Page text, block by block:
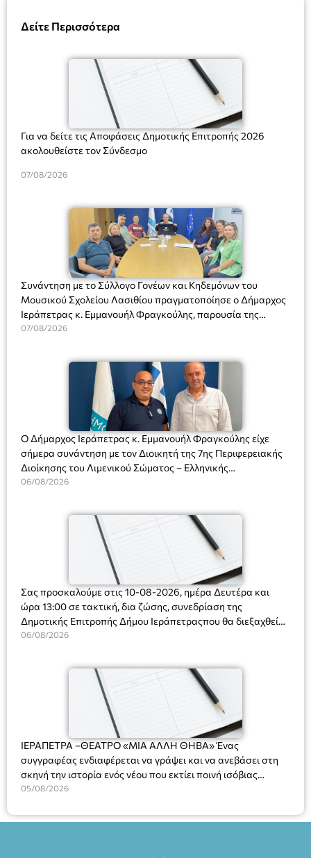
Δείτε Περισσότερα
Για να δείτε τις Αποφάσεις Δημοτικής Επιτροπής 2026
ακολουθείστε τον Σύνδεσμο
07/08/2026
Συνάντηση με το Σύλλογο Γονέων και Κηδεμόνων του
Μουσικού Σχολείου Λασιθίου πραγματοποίησε ο Δήμαρχος
Ιεράπετρας κ. Εμμανουήλ Φραγκούλης, παρουσία της
Διευθύντριας του σχολείου κας Μαριάννας Χαΐτα.
07/08/2026
Ο Δήμαρχος Ιεράπετρας κ. Εμμανουήλ Φραγκούλης είχε
σήμερα συνάντηση με τον Διοικητή της 7ης Περιφερειακής
Διοίκησης του Λιμενικού Σώματος – Ελληνικής
Ακτοφυλακής (Λ.Σ.-ΕΛ.ΑΚΤ.), Αρχιπλοίαρχο Λ.Σ. κ. Ιωάννη
06/08/2026
Σας προσκαλούμε στις 10-08-2026, ημέρα Δευτέρα και
ώρα 13:00 σε τακτική, δια ζώσης, συνεδρίαση της
Δημοτικής Επιτροπής Δήμου Ιεράπετραςπου θα διεξαχθεί
στο Δημοτικό Κατάστημα, Δημοκρατίας 31 στην αίθουσα
και λήψη αποφάσεων στα παρακάτω θέματα:
06/08/2026
ΙΕΡΑΠΕΤΡΑ –ΘΕΑΤΡΟ «ΜΙΑ ΑΛΛΗ ΘΗΒΑ» Ένας
συγγραφέας ενδιαφέρεται να γράψει και να ανεβάσει στη
σκηνή την ιστορία ενός νέου που εκτίει ποινή ισόβιας
κάθειρξης για πατροκτονία. Ένα πολυβραβευμένο έργο για
ασθένεια, τον ερωτισμό. Ένα έργο αινιγματικό, συγκινητικό,
05/08/2026